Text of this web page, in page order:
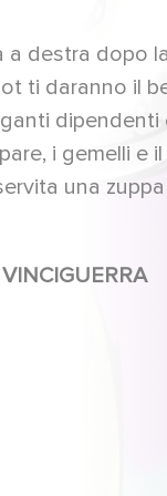
a destra dopo
ti daranno il
i gemelli e
una
Non ci si